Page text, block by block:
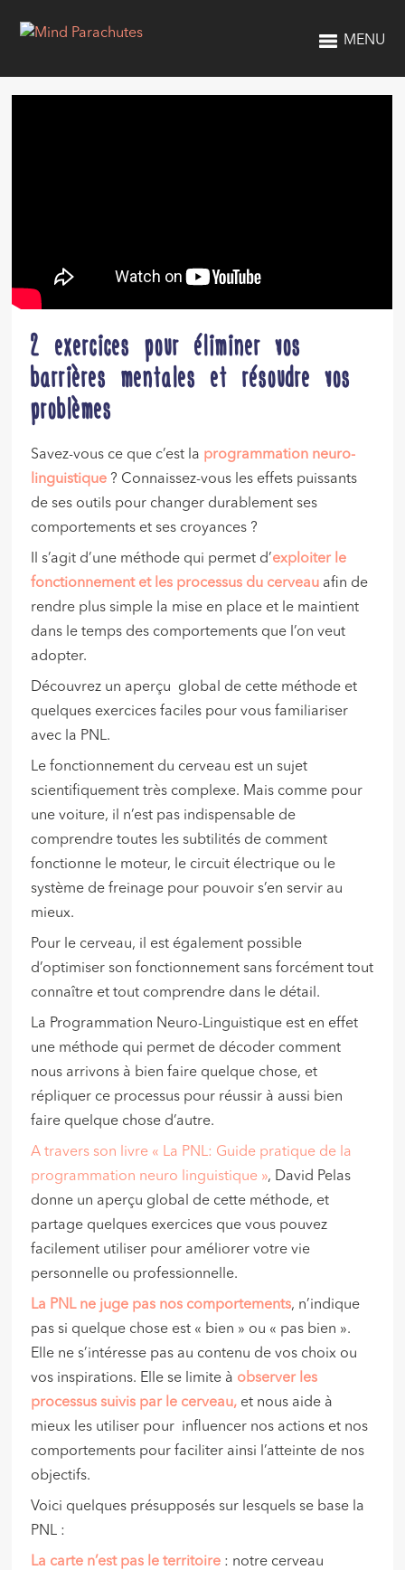
MENU
2 exercices pour éliminer vos
barrières mentales et résoudre vos
problèmes
Savez-vous ce que c’est la programmation neuro-
linguistique ? Connaissez-vous les effets puissants
de ses outils pour changer durablement ses
comportements et ses croyances ?
Il s’agit d’une méthode qui permet d’exploiter le
fonctionnement et les processus du cerveau afin de
rendre plus simple la mise en place et le maintient
dans le temps des comportements que l’on veut
adopter.
Découvrez un aperçu global de cette méthode et
quelques exercices faciles pour vous familiariser
avec la PNL.
Le fonctionnement du cerveau est un sujet
scientifiquement très complexe. Mais comme pour
une voiture, il n’est pas indispensable de
comprendre toutes les subtilités de comment
fonctionne le moteur, le circuit électrique ou le
système de freinage pour pouvoir s’en servir au
mieux.
Pour le cerveau, il est également possible
d’optimiser son fonctionnement sans forcément tout
connaître et tout comprendre dans le détail.
La Programmation Neuro-Linguistique est en effet
une méthode qui permet de décoder comment
nous arrivons à bien faire quelque chose, et
répliquer ce processus pour réussir à aussi bien
faire quelque chose d’autre.
A travers son livre « La PNL: Guide pratique de la
programmation neuro linguistique », David Pelas
donne un aperçu global de cette méthode, et
partage quelques exercices que vous pouvez
facilement utiliser pour améliorer votre vie
personnelle ou professionnelle.
La PNL ne juge pas nos comportements, n’indique
pas si quelque chose est « bien » ou « pas bien ».
Elle ne s’intéresse pas au contenu de vos choix ou
vos inspirations. Elle se limite à observer les
processus suivis par le cerveau, et nous aide à
mieux les utiliser pour influencer nos actions et nos
comportements pour faciliter ainsi l’atteinte de nos
objectifs.
Voici quelques présupposés sur lesquels se base la
PNL :
La carte n’est pas le territoire : notre cerveau